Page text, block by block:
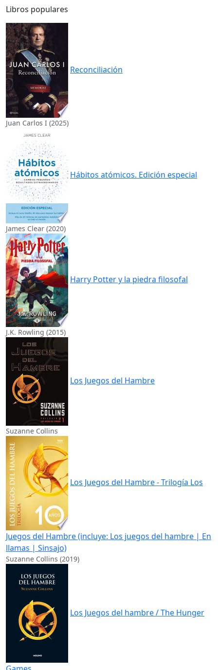
Libros populares
Reconciliación
Juan Carlos I (2025)
Hábitos atómicos. Edición especial
James Clear (2020)
Harry Potter y la piedra filosofal
J.K. Rowling (2015)
Los Juegos del Hambre
Suzanne Collins
Los Juegos del Hambre - Trilogía Los
Juegos del Hambre (incluye: Los juegos del hambre | En
llamas | Sinsajo)
Suzanne Collins (2019)
Los Juegos del hambre / The Hunger